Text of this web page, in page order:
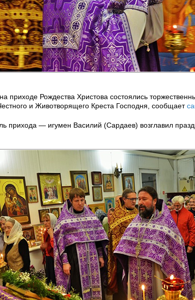
приходе Рождества Христова состоялись
и Животворящего Креста Господня, сообщает
прихода — игумен Василий (Сардаев) возглавил